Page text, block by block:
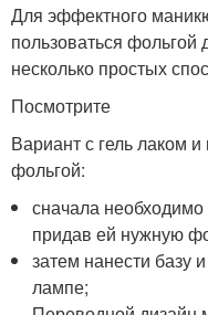
Для эффектного
пользоваться фольгой
несколько простых
Посмотрите
Вариант с гель лаком
фольгой:
сначала необходимо
придав ей нужную
затем нанести базу
лампе;